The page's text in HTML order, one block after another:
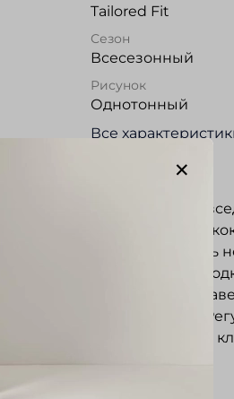
Tailored Fit
Сезон
Всесезонный
Рисунок
Однотонный
Все
Описание
Сорочка для
силуэта из
NON-IRON (ткань
часть ворота с
кармана. На
«черная роза».
сочетается как с